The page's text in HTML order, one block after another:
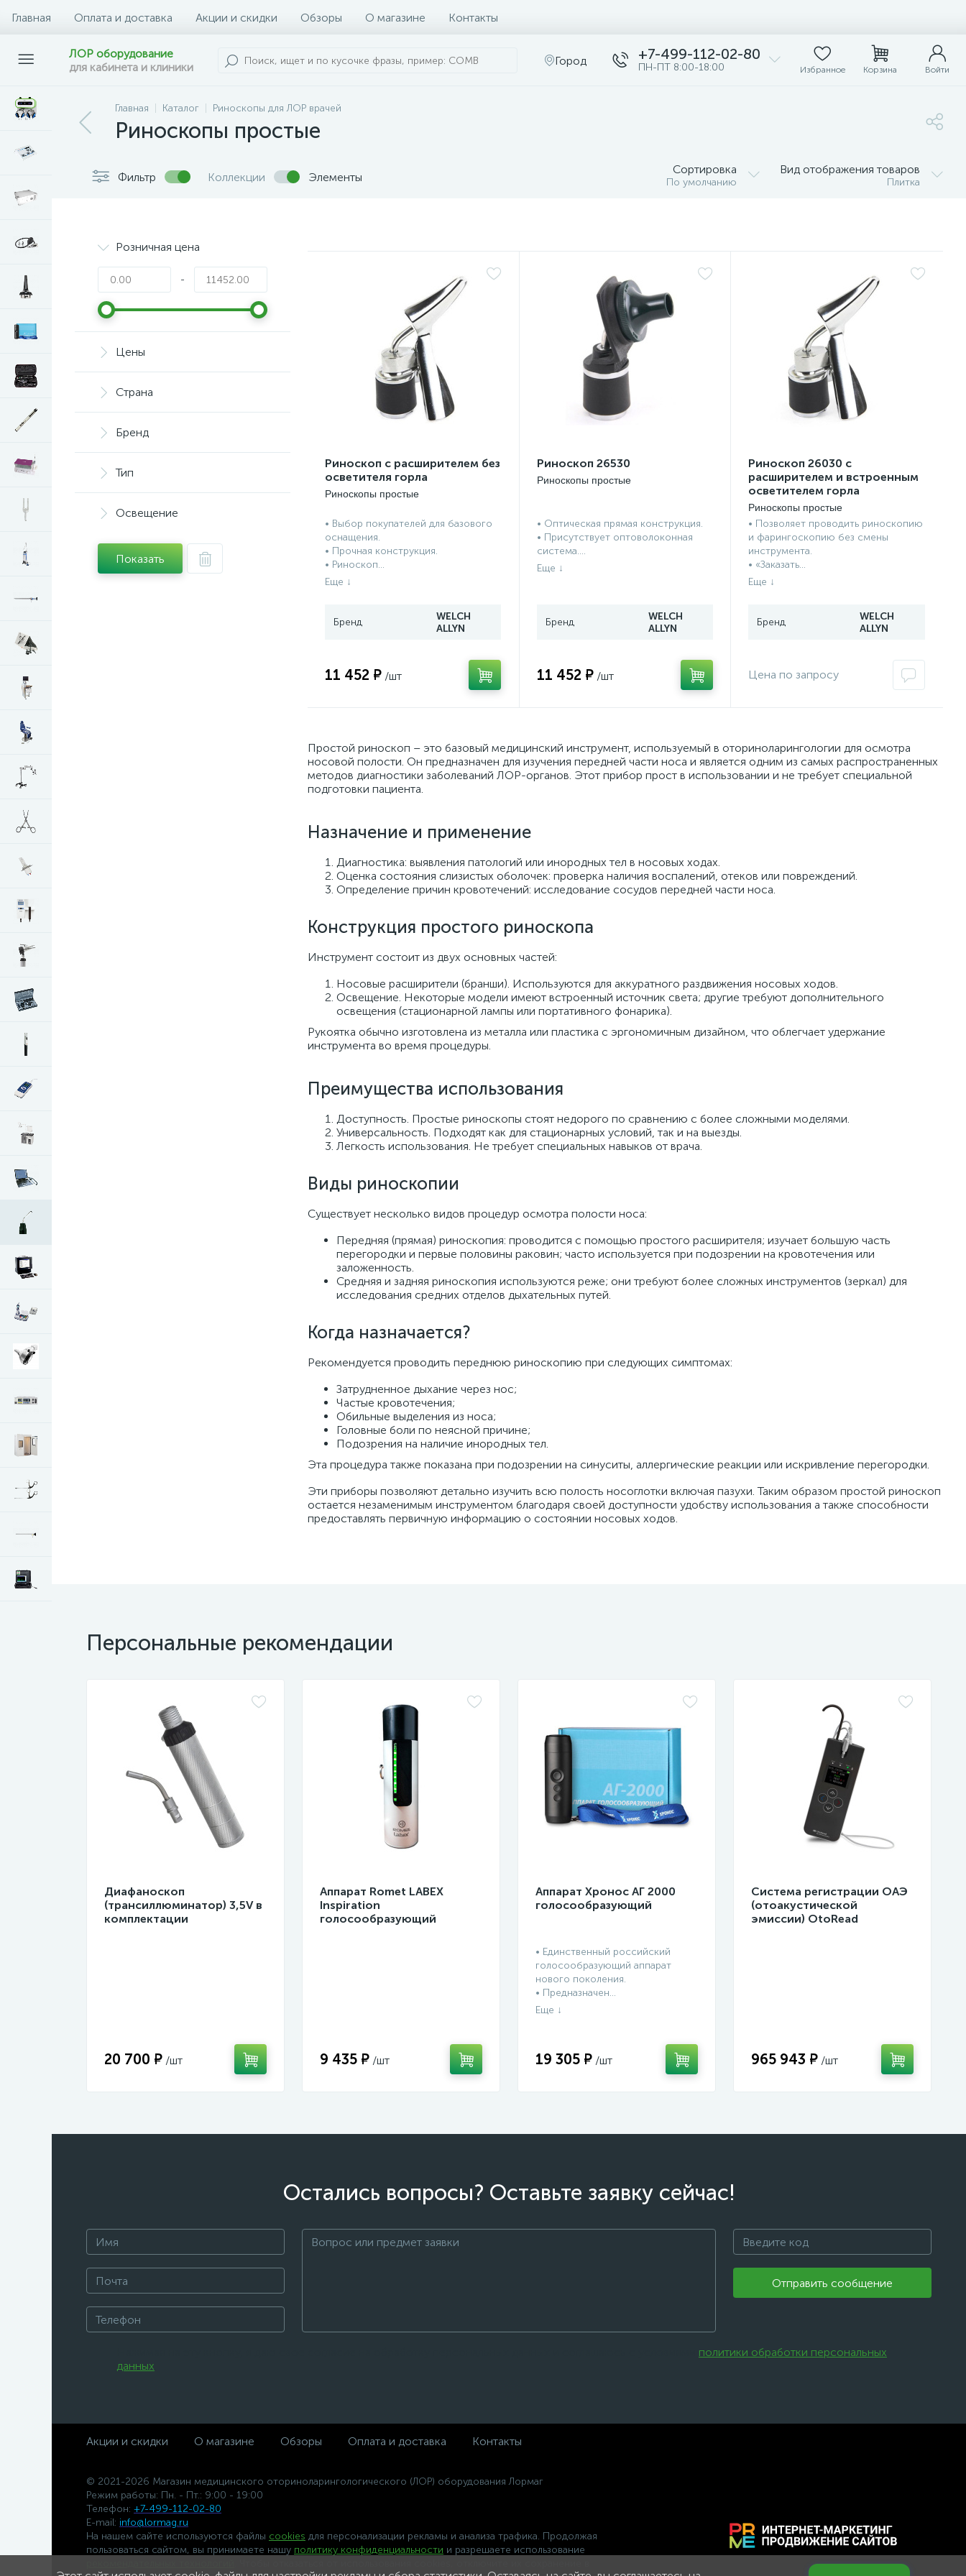
Главная Оплата и доставка Акции и скидки Обзоры О магазине Контакты
ЛОР оборудование
для кабинета и клиники
Город +7-499-112-02-80
ПН-ПТ 8:00-18:00 Избранное Корзина Войти
Главная Каталог Риноскопы для ЛОР врачей
Риноскопы простые
Фильтр Коллекции Элементы
Сортировка
По умолчанию
Вид отображения товаров
Плитка
Розничная цена
-
Цены
Страна
Бренд
Тип
Освещение
Показать
Риноскоп с расширителем без
осветителя горла
Риноскопы простые
• Выбор покупателей для базового
оснащения.
• Прочная конструкция.
• Риноскоп...
WELCH
ALLYN
11 452 ₽
Риноскоп 26530
Риноскопы простые
• Оптическая прямая конструкция.
• Присутствует оптоволоконная
система....
WELCH
ALLYN
11 452 ₽
Риноскоп 26030 с
расширителем и встроенным
осветителем горла
Риноскопы простые
• Позволяет проводить риноскопию
и фарингоскопию без смены
инструмента.
• «Заказать...
WELCH
ALLYN
Простой риноскоп – это базовый медицинский инструмент, используемый в оториноларингологии для осмотра
носовой полости. Он предназначен для изучения передней части носа и является одним из самых распространенных
методов диагностики заболеваний ЛОР-органов. Этот прибор прост в использовании и не требует специальной
подготовки пациента.
Назначение и применение
Диагностика: выявления патологий или инородных тел в носовых ходах.
Оценка состояния слизистых оболочек: проверка наличия воспалений, отеков или повреждений.
Определение причин кровотечений: исследование сосудов передней части носа.
Конструкция простого риноскопа
Инструмент состоит из двух основных частей:
Носовые расширители (бранши). Используются для аккуратного раздвижения носовых ходов.
Освещение. Некоторые модели имеют встроенный источник света; другие требуют дополнительного
освещения (стационарной лампы или портативного фонарика).
Рукоятка обычно изготовлена из металла или пластика с эргономичным дизайном, что облегчает удержание
инструмента во время процедуры.
Преимущества использования
Доступность. Простые риноскопы стоят недорого по сравнению с более сложными моделями.
Универсальность. Подходят как для стационарных условий, так и на выезды.
Легкость использования. Не требует специальных навыков от врача.
Виды риноскопии
Существует несколько видов процедур осмотра полости носа:
Передняя (прямая) риноскопия: проводится с помощью простого расширителя; изучает большую часть
перегородки и первые половины раковин; часто используется при подозрении на кровотечения или
заложенность.
Средняя и задняя риноскопия используются реже; они требуют более сложных инструментов (зеркал) для
исследования средних отделов дыхательных путей.
Когда назначается?
Рекомендуется проводить переднюю риноскопию при следующих симптомах:
Затрудненное дыхание через нос;
Частые кровотечения;
Обильные выделения из носа;
Головные боли по неясной причине;
Подозрения на наличие инородных тел.
Эта процедура также показана при подозрении на синуситы, аллергические реакции или искривление перегородки.
Эти приборы позволяют детально изучить всю полость носоглотки включая пазухи. Таким образом простой риноскоп
остается незаменимым инструментом благодаря своей доступности удобству использования а также способности
предоставлять первичную информацию о состоянии нocoвых ходов.
Персональные рекомендации
Диафаноскоп
(трансиллюминатор) 3,5V в
комплектации
20 700 ₽
Аппарат Romet LABEX
Inspiration
голосообразующий
9 435 ₽
Аппарат Хронос АГ 2000
голосообразующий
• Единственный российский
голосообразующий аппарат
нового поколения.
• Предназначен...
19 305 ₽
Система регистрации ОАЭ
(отоакустической
эмиссии) OtoRead
965 943 ₽
Остались вопросы? Оставьте заявку сейчас!
Отправить сообщение
политики обработки персональных
данных
Акции и скидки О магазине Обзоры Оплата и доставка Контакты
© 2021-2026 Магазин медицинского оториноларингологического (ЛОР) оборудования Лормаг
Режим работы: Пн. - Пт.: 9:00 - 19:00
Телефон: +7-499-112-02-80
E-mail: info@lormag.ru
На нашем сайте используются файлы cookies для персонализации рекламы и анализа трафика. Продолжая
пользоваться сайтом, вы принимаете нашу политику конфиденциальности и разрешаете использование